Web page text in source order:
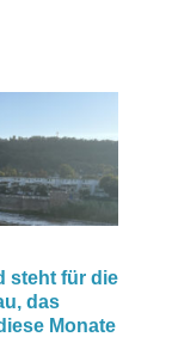
steht für die
das
Monate